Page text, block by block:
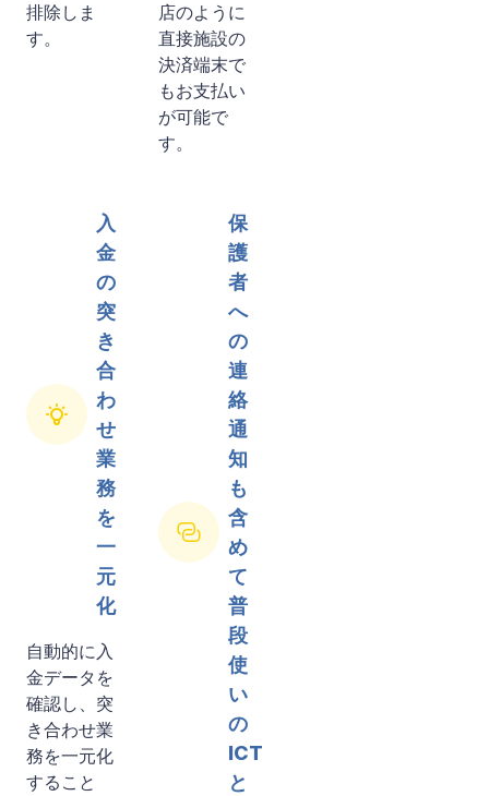
排除しま
す。
店のように
直接施設の
決済端末で
もお支払い
が可能で
す。
入
金
の
突
き
合
わ
せ
業
務
を
一
元
化
自動的に入
金データを
確認し、突
き合わせ業
務を一元化
すること
保
護
者
へ
の
連
絡
通
知
も
含
め
て
普
段
使
い
の
ICT
と